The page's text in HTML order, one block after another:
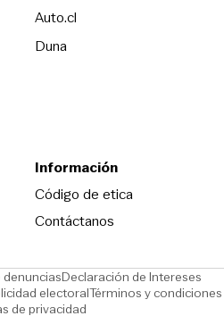
Auto.cl
DunaOpens in new window
Información
Código de eticaOpens in new
Contáctanos
denunciasOpens in new window
Declaración de Intereses
windowelectoralOpens in new window
Términos y condiciones
de privacidad